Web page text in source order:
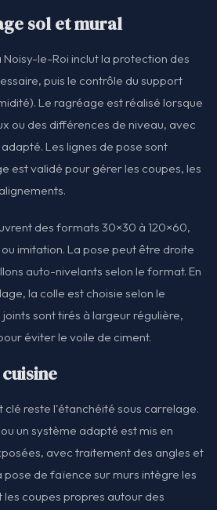
sol et mural
le-Roi inclut la protection des
puis le contrôle du support
Le ragréage est réalisé lorsque
ou des différences de niveau, avec
Les lignes de pose sont
est validé pour gérer les coupes, les
des formats 30×30 à 120×60,
imitation. La pose peut être droite
auto-nivelants selon le format. En
la colle est choisie selon le
sont tirés à largeur régulière,
éviter le voile de ciment.
clé reste l'étanchéité sous carrelage.
un système adapté est mis en
avec traitement des angles et
pose de faïence sur murs intègre les
les coupes propres autour des